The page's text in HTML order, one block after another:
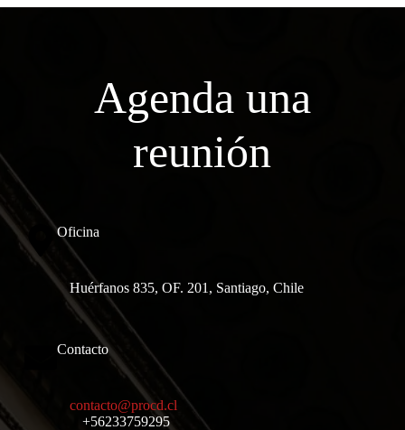
Agenda una
reunión
Oficina
Huérfanos 835, OF. 201, Santiago, Chile
Contacto
contacto@procd.cl
+56233759295